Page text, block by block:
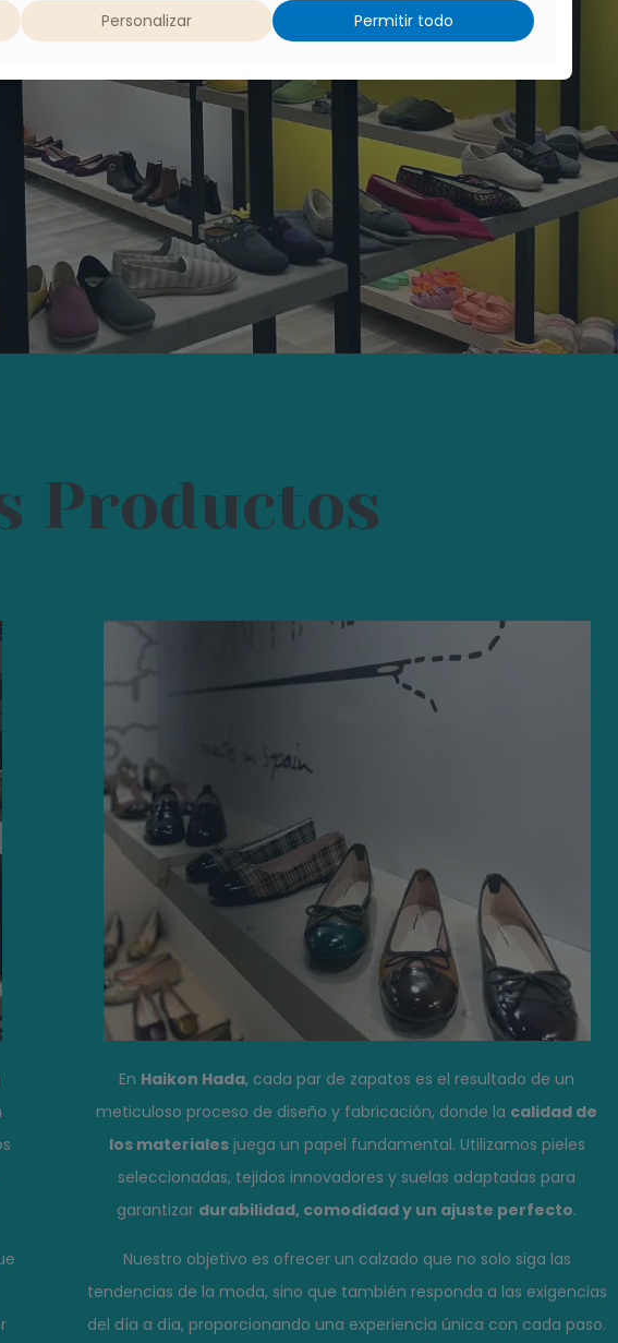
Productos
En Haikon Hada, cada par de zapatos es el resultado de un
meticuloso proceso de diseño y fabricación, donde la calidad de
los materialesjuega un papel fundamental. Utilizamos pieles
seleccionadas, tejidos innovadores y suelas adaptadas para
garantizar durabilidad, comodidad y un ajuste perfecto.
Nuestro objetivo es ofrecer un calzado que no solo siga las
tendencias de la moda, sino que también responda a las exigencias
del día a día, proporcionando una experiencia única con cada paso.
Personalizar Permitir todo